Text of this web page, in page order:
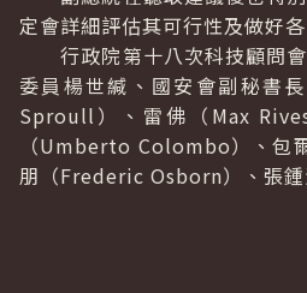
定會詳細評估其可行性及做好
行政院第十八次科技顧問會
委員楊世緘、國安會副秘書
Sproull）、雷佛（Max
（Umberto Colombo）、包
朋（Frederic Osborn）、張鍾